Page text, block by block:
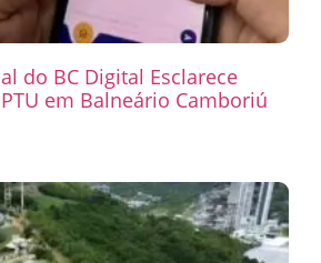
do BC Digital Esclarece
em Balneário Camboriú